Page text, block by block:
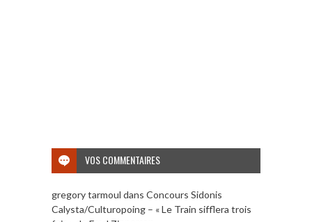
VOS COMMENTAIRES
gregory tarmoul dans Concours Sidonis
Calysta/Culturopoing – « Le Train sifflera trois